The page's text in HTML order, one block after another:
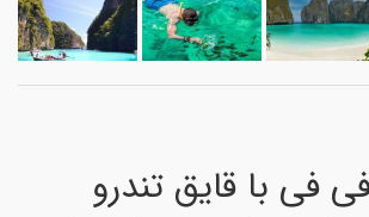
فی با قایق تندرو